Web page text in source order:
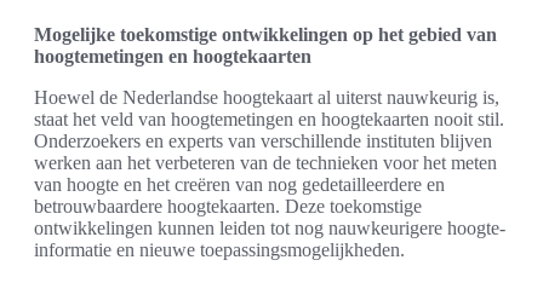
Mogelijke toekomstige ontwikkelingen op het gebied van
hoogtemetingen en hoogtekaarten
Hoewel de Nederlandse hoogtekaart al uiterst nauwkeurig is,
staat het veld van hoogtemetingen en hoogtekaarten nooit stil.
Onderzoekers en experts van verschillende instituten blijven
werken aan het verbeteren van de technieken voor het meten
van hoogte en het creëren van nog gedetailleerdere en
betrouwbaardere hoogtekaarten. Deze toekomstige
ontwikkelingen kunnen leiden tot nog nauwkeurigere hoogte-
informatie en nieuwe toepassingsmogelijkheden.